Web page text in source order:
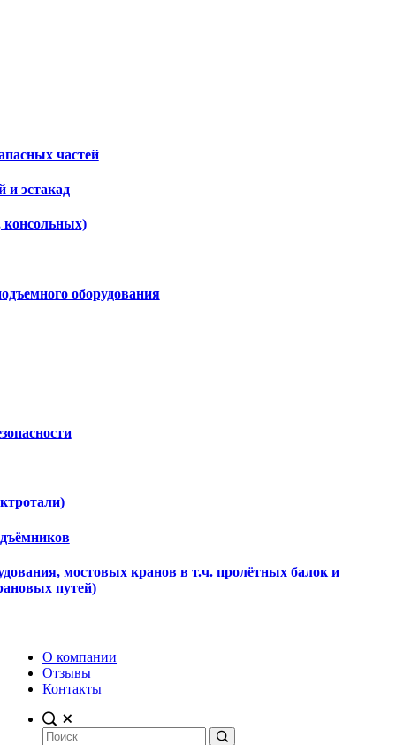
частей
и эстакад
консольных)
оборудования
мостовых кранов в т.ч. пролётных балок и
путей)
О компании
Отзывы
Контакты